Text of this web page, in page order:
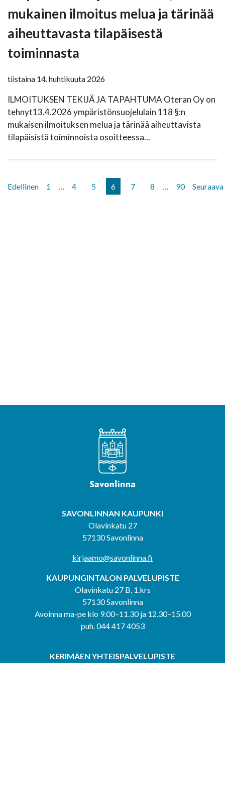
mukainen ilmoitus melua ja tärinää
aiheuttavasta tilapäisestä
toiminnasta
tiistaina 14. huhtikuuta 2026
ILMOITUKSEN TEKIJÄ JA TAPAHTUMA Oteran Oy on
tehnyt13.4.2026 ympäristönsuojelulain 118 §:n
mukaisen ilmoituksen melua ja tärinää aiheuttavista
tilapäisistä toiminnoista osoitteessa...
Edellinen 1 … 4 5 6 7 8 … 90 Seuraava
SAVONLINNAN KAUPUNKI
Olavinkatu 27
57130 Savonlinna
kirjaamo@savonlinna.fi
KAUPUNGINTALON PALVELUPISTE
Olavinkatu 27 B, 1.krs
57130 Savonlinna
Avoinna ma-pe klo 9.00–11.30 ja 12.30–15.00
puh. 044 417 4053
KERIMÄEN YHTEISPALVELUPISTE